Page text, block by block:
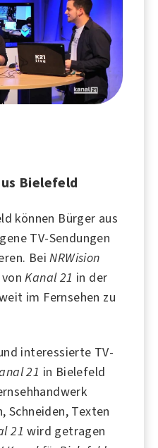
Bielefeld
können Bürger aus
TV-Sendungen
BeiNRWision
vonKanal 21 in der
im Fernsehen zu
interessierte TV-
21 in Bielefeld
Schneiden, Texten
21 wird getragen